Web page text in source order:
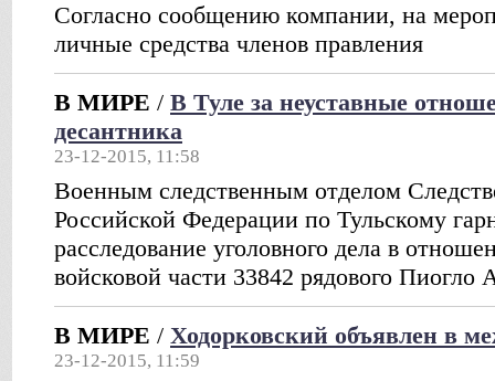
Согласно сообщению компании, на
личные средства членов правления
В МИРЕ / В Туле за неуставные
десантника
23-12-2015, 11:58
Военным следственным отделом
Российской Федерации по Тульскому
расследование уголовного дела в
войсковой части 33842 рядового Пиогло
В МИРЕ / Ходорковский объявлен в
23-12-2015, 11:59